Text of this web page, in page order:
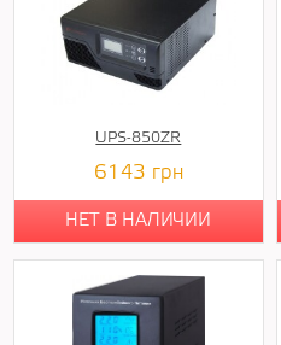
UPS-850ZR
6143 грн
НЕТ В НАЛИЧИИ